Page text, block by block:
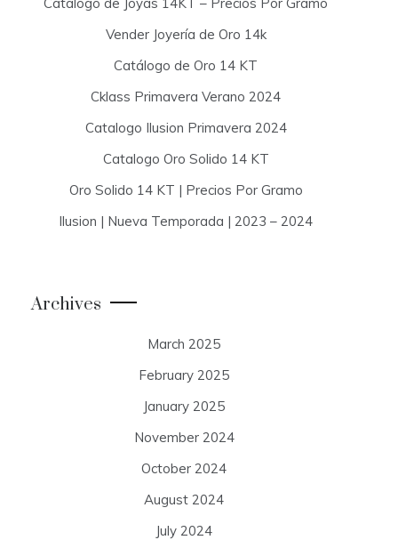
Vender Joyería de Oro 14k
Catálogo de Oro 14 KT
Cklass Primavera Verano 2024
Catalogo Ilusion Primavera 2024
Catalogo Oro Solido 14 KT
Oro Solido 14 KT | Precios Por Gramo
Ilusion | Nueva Temporada | 2023 – 2024
Archives
March 2025
February 2025
January 2025
November 2024
October 2024
August 2024
July 2024